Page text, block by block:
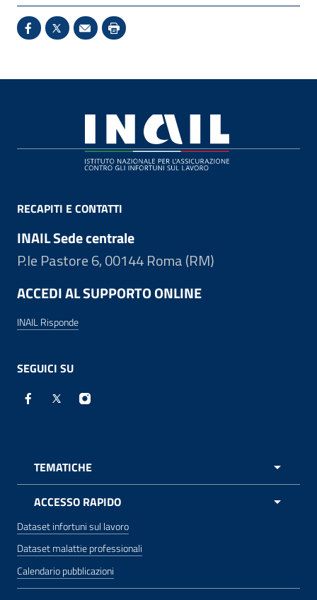
Condividi su Facebook - Sito esterno - Apertura in
X - Sito esterno - Apertura in nuova finestra
Invio Mail: apre il programma di posta
Stampa pagina: scelta meno
RECAPITI E CONTATTI
INAIL Sede centrale
P.le Pastore 6, 00144 Roma (RM)
ACCEDI AL SUPPORTO ONLINE
INAIL Risponde
SEGUICI SU
Facebook - Sito esterno - apre una nuova finestra
X - Sito esterno - apre una nuova finestra
Instagram - Sito esterno - apre una
TEMATICHE
ACCESSO RAPIDO
Dataset infortuni sul lavoro
Dataset malattie professionali
Calendario pubblicazioni